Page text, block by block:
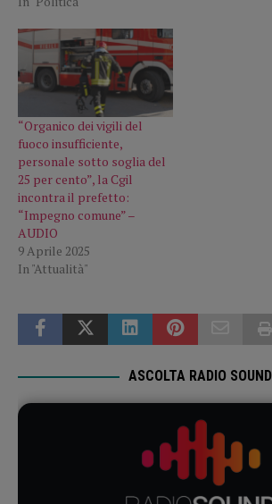
“Organico dei vigili del
fuoco insufficiente,
personale sotto soglia del
25 per cento”, la Cgil
incontra il prefetto:
“Impegno comune” –
AUDIO
9 Aprile 2025
In "Attualità"
ASCOLTA RADIO SOUND